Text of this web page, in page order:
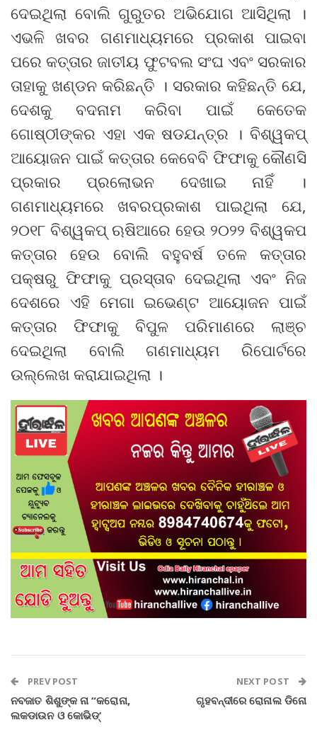
ଦେଇଥିଲା ବୋଲି ଗୁରୁତର ଅଭିଯୋଗ ଆସିଥିଲା ।
ଏଭଳି ଖବର ଗଣମାଧ୍ୟମରେ ପ୍ରକାଶ ପାଇବା
ପରେ କତ୍ତାର ଜାତୀୟ ଫୁଟବଲ ସଂଘ ଏବଂ ସରକାର
ତାହାକୁ ଖଣ୍ଡନ କରିଛନ୍ତି । ସରକାର କହିଛନ୍ତି ଯେ,
ଦେଶକୁ ବଦନାମ କରିବା ପାଇଁ କେତେକ
ଗୋଷ୍ଠୀଙ୍କର ଏହା ଏକ ଷଡଯନ୍ତ୍ର । ବିଶ୍ୱକପ୍
ଆୟୋଜନ ପାଇଁ କତ୍ତାର କେବେବି ଫିଫାକୁ କୌଣସି
ପ୍ରକାର ପ୍ରଲୋଭନ ଦେଖାଇ ନାହିଁ ।
ଗଣମାଧ୍ୟମରେ ଖବରପ୍ରକାଶ ପାଇଥିଲା ଯେ,
୨୦୧୮ ବିଶ୍ୱକପ୍ ଋଷିଆରେ ହେଉ ୨୦୨୨ ବିଶ୍ୱକପ
କତ୍ତାର ହେଉ ବୋଲି ବହୁବର୍ଷ ତଳେ କତ୍ତାର
ପକ୍ଷରୁ ଫିଫାକୁ ପ୍ରସ୍ତାବ ଦେଇଥିଲା ଏବଂ ନିଜ
ଦେଶରେ ଏହି ମେଗା ଇଭେଣ୍ଟ ଆୟୋଜନ ପାଇଁ
କତ୍ତାର ଫିଫାକୁ ବିପୁଳ ପରିମାଣରେ ଲାଞ୍ଚ
ଦେଇଥିଲା ବୋଲି ଗଣମାଧ୍ୟମ ରିପୋର୍ଟରେ
ଉଲ୍ଲେଖ କରାଯାଇଥିଲା ।
PREV POST
ନବଜାତ ଶିଶୁଙ୍କ ନା “କରୋନା,
ଲକଡାଉନ ଓ କୋଭିଡ୍‌’
NEXT POST
ଗୃହବନ୍ଦୀରେ ରୋନାଲ ଡିନୋ